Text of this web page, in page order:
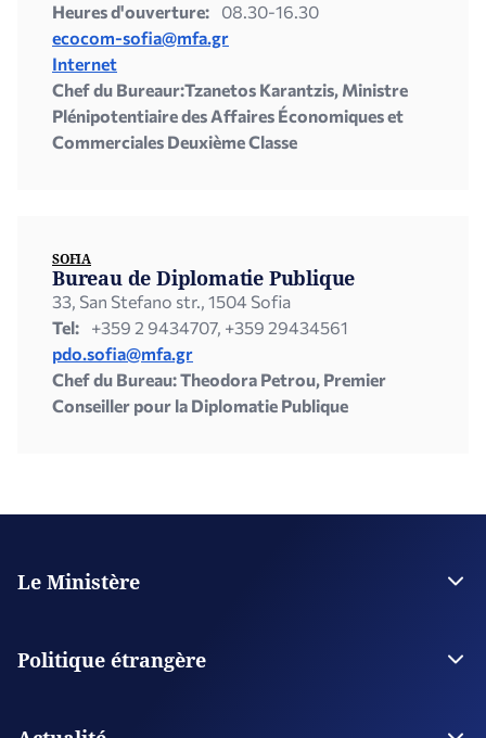
Heures d'ouverture:
08.30-16.30
ecocom-sofia@mfa.gr
Internet
Chef du Bureaur:Tzanetos Karantzis, Ministre
Plénipotentiaire des Affaires Économiques et
Commerciales Deuxième Classe
SOFIA
Bureau de Diplomatie Publique
33, San Stefano str., 1504 Sofia
Tel:
+359 2 9434707, +359 29434561
pdo.sofia@mfa.gr
Chef du Bureau: Theodora Petrou, Premier
Conseiller pour la Diplomatie Publique
Le Ministère
Plan stratégique
Organisations supervisées
Politique étrangère
Questions spécifiques de politique étrangère